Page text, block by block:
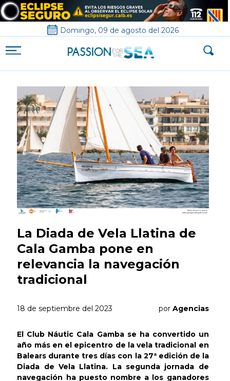
Domingo, 09 de agosto del 2026
La Diada de Vela Llatina de
Cala Gamba pone en
relevancia la navegación
tradicional
18 de septiembre del 2023 por Agencias
El Club Náutic Cala Gamba se ha convertido un
año más en el epicentro de la vela tradicional en
Balears durante tres días con la 27ª edición de la
Diada de Vela Llatina. La segunda jornada de
navegación ha puesto nombre a los ganadores